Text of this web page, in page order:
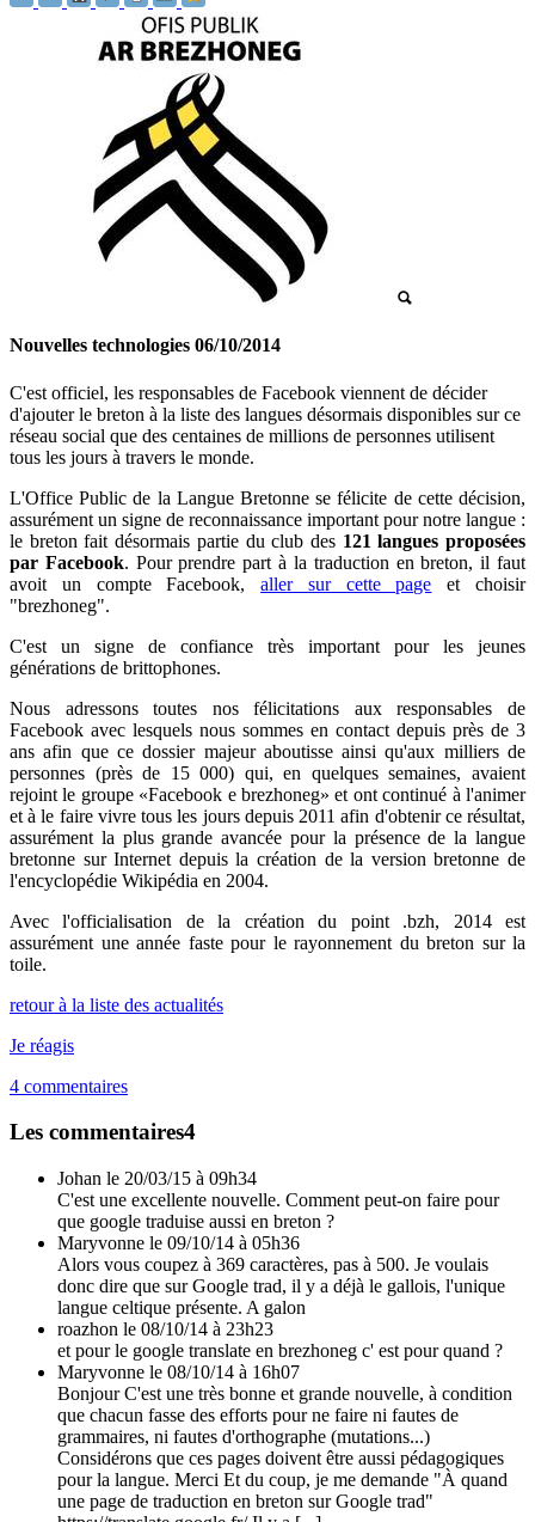
Nouvelles technologies 06/10/2014
C'est officiel, les responsables de Facebook viennent de décider
d'ajouter le breton à la liste des langues désormais disponibles sur ce
réseau social que des centaines de millions de personnes utilisent
tous les jours à travers le monde.
L'Office Public de la Langue Bretonne se félicite de cette décision,
assurément un signe de reconnaissance important pour notre langue :
le breton fait désormais partie du club des 121 langues proposées
par Facebook. Pour prendre part à la traduction en breton, il faut
avoit un compte Facebook,aller sur cette page et choisir
"brezhoneg".
C'est un signe de confiance très important pour les jeunes
générations de brittophones.
Nous adressons toutes nos félicitations aux responsables de
Facebook avec lesquels nous sommes en contact depuis près de 3
ans afin que ce dossier majeur aboutisse ainsi qu'aux milliers de
personnes (près de 15 000) qui, en quelques semaines, avaient
rejoint le groupe «Facebook e brezhoneg» et ont continué à l'animer
et à le faire vivre tous les jours depuis 2011 afin d'obtenir ce résultat,
assurément la plus grande avancée pour la présence de la langue
bretonne sur Internet depuis la création de la version bretonne de
l'encyclopédie Wikipédia en 2004.
Avec l'officialisation de la création du point .bzh, 2014 est
assurément une année faste pour le rayonnement du breton sur la
toile.
retour à la liste des actualités
Je réagis
4 commentaires
Les commentaires4
Johan le 20/03/15 à 09h34
C'est une excellente nouvelle. Comment peut-on faire pour
que google traduise aussi en breton ?
Maryvonne le 09/10/14 à 05h36
Alors vous coupez à 369 caractères, pas à 500. Je voulais
donc dire que sur Google trad, il y a déjà le gallois, l'unique
langue celtique présente. A galon
roazhon le 08/10/14 à 23h23
et pour le google translate en brezhoneg c' est pour quand ?
Maryvonne le 08/10/14 à 16h07
Bonjour C'est une très bonne et grande nouvelle, à condition
que chacun fasse des efforts pour ne faire ni fautes de
grammaires, ni fautes d'orthographe (mutations...)
Considérons que ces pages doivent être aussi pédagogiques
pour la langue. Merci Et du coup, je me demande "À quand
une page de traduction en breton sur Google trad"